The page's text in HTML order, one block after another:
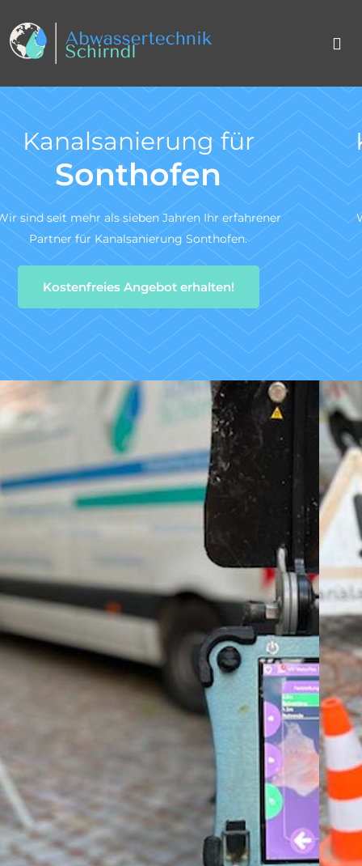
Kanal TV-Untersuchung
nach DIN 1986-30
Wir sind ein zertifiziertes Fachunternehmen für die
Kanal-TV-Untersuchung gem. DIN 1986-30.
Zum Angebotsservice